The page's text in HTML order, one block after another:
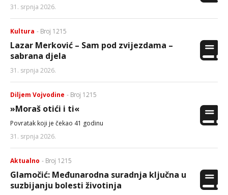
31. srpnja 2026.
Kultura - Broj 1215
Lazar Merković – Sam pod zvijezdama –
sabrana djela
31. srpnja 2026.
Diljem Vojvodine - Broj 1215
»Moraš otići i ti«
Povratak koji je čekao 41 godinu
31. srpnja 2026.
Aktualno - Broj 1215
Glamočić: Međunarodna suradnja ključna u
suzbijanju bolesti životinja